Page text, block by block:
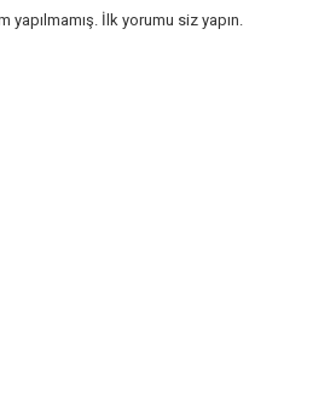
yapılmamış. İlk yorumu siz yapın.